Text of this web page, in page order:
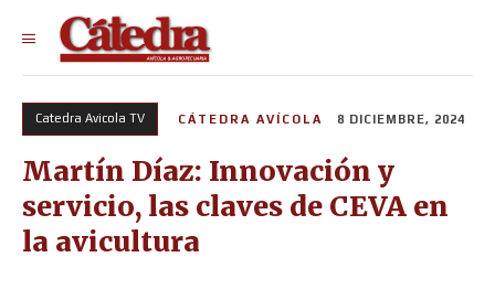
Catedra Avicola TV CÁTEDRA AVÍCOLA 8 DICIEMBRE, 2024
Martín Díaz: Innovación y
servicio, las claves de CEVA en
la avicultura